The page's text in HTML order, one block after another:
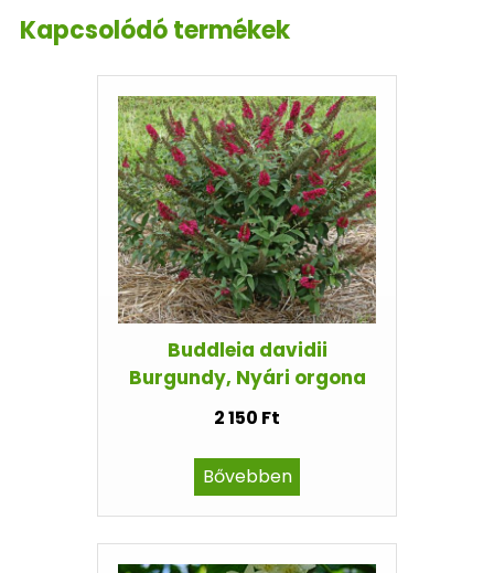
Kapcsolódó termékek
Buddleia davidii
Burgundy, Nyári orgona
2 150 Ft
Bővebben